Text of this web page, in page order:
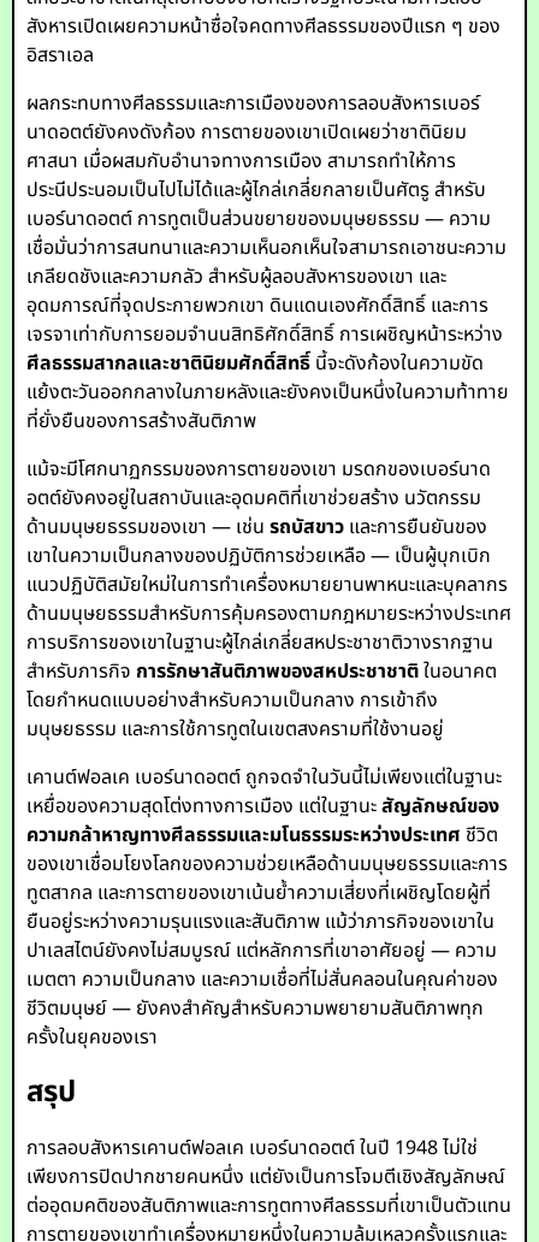
สังหารเปิดเผยความหน้าซื่อใจคดทางศีลธรรมของปีแรก ๆ ของ
อิสราเอล
ผลกระทบทางศีลธรรมและการเมืองของการลอบสังหารเบอร์
นาดอตต์ยังคงดังก้อง การตายของเขาเปิดเผยว่าชาตินิยม
ศาสนา เมื่อผสมกับอำนาจทางการเมือง สามารถทำให้การ
ประนีประนอมเป็นไปไม่ได้และผู้ไกล่เกลี่ยกลายเป็นศัตรู สำหรับ
เบอร์นาดอตต์ การทูตเป็นส่วนขยายของมนุษยธรรม — ความ
เชื่อมั่นว่าการสนทนาและความเห็นอกเห็นใจสามารถเอาชนะความ
เกลียดชังและความกลัว สำหรับผู้ลอบสังหารของเขา และ
อุดมการณ์ที่จุดประกายพวกเขา ดินแดนเองศักดิ์สิทธิ์ และการ
เจรจาเท่ากับการยอมจำนนสิทธิศักดิ์สิทธิ์ การเผชิญหน้าระหว่าง
ศีลธรรมสากลและชาตินิยมศักดิ์สิทธิ์ นี้จะดังก้องในความขัด
แย้งตะวันออกกลางในภายหลังและยังคงเป็นหนึ่งในความท้าทาย
ที่ยั่งยืนของการสร้างสันติภาพ
แม้จะมีโศกนาฏกรรมของการตายของเขา มรดกของเบอร์นาด
อตต์ยังคงอยู่ในสถาบันและอุดมคติที่เขาช่วยสร้าง นวัตกรรม
ด้านมนุษยธรรมของเขา — เช่นรถบัสขาว และการยืนยันของ
เขาในความเป็นกลางของปฏิบัติการช่วยเหลือ — เป็นผู้บุกเบิก
แนวปฏิบัติสมัยใหม่ในการทำเครื่องหมายยานพาหนะและบุคลากร
ด้านมนุษยธรรมสำหรับการคุ้มครองตามกฎหมายระหว่างประเทศ
การบริการของเขาในฐานะผู้ไกล่เกลี่ยสหประชาชาติวางรากฐาน
สำหรับภารกิจ การรักษาสันติภาพของสหประชาชาติในอนาคต
โดยกำหนดแบบอย่างสำหรับความเป็นกลาง การเข้าถึง
มนุษยธรรม และการใช้การทูตในเขตสงครามที่ใช้งานอยู่
เคานต์ฟอลเค เบอร์นาดอตต์ ถูกจดจำในวันนี้ไม่เพียงแต่ในฐานะ
เหยื่อของความสุดโต่งทางการเมือง แต่ในฐานะสัญลักษณ์ของ
ความกล้าหาญทางศีลธรรมและมโนธรรมระหว่างประเทศ ชีวิต
ของเขาเชื่อมโยงโลกของความช่วยเหลือด้านมนุษยธรรมและการ
ทูตสากล และการตายของเขาเน้นย้ำความเสี่ยงที่เผชิญโดยผู้ที่
ยืนอยู่ระหว่างความรุนแรงและสันติภาพ แม้ว่าภารกิจของเขาใน
ปาเลสไตน์ยังคงไม่สมบูรณ์ แต่หลักการที่เขาอาศัยอยู่ — ความ
เมตตา ความเป็นกลาง และความเชื่อที่ไม่สั่นคลอนในคุณค่าของ
ชีวิตมนุษย์ — ยังคงสำคัญสำหรับความพยายามสันติภาพทุก
ครั้งในยุคของเรา
สรุป
การลอบสังหารเคานต์ฟอลเค เบอร์นาดอตต์ ในปี 1948 ไม่ใช่
เพียงการปิดปากชายคนหนึ่ง แต่ยังเป็นการโจมตีเชิงสัญลักษณ์
ต่ออุดมคติของสันติภาพและการทูตทางศีลธรรมที่เขาเป็นตัวแทน
การตายของเขาทำเครื่องหมายหนึ่งในความล้มเหลวครั้งแรกและ